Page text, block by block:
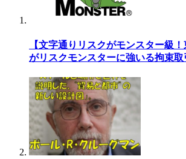
【文字通りリスクがモンスター級
がリスクモンスターに強いる拘束取